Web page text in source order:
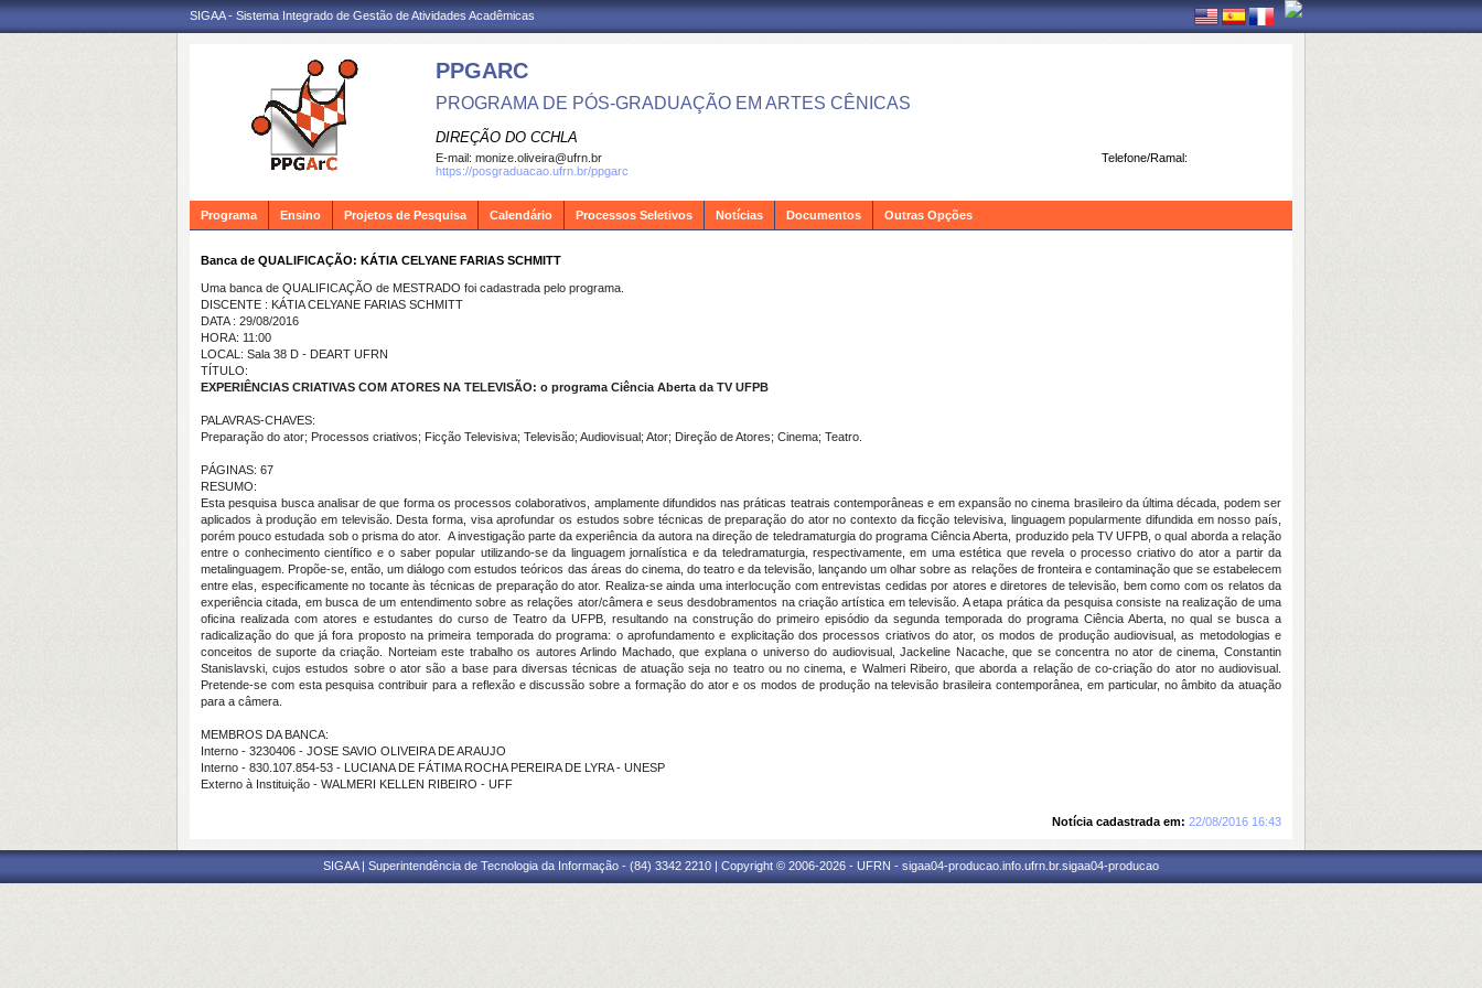
SIGAA - Sistema Integrado de Gestão de Atividades Acadêmicas
PPGARC
PROGRAMA DE PÓS-GRADUAÇÃO EM ARTES CÊNICAS
DIREÇÃO DO CCHLA
Telefone/Ramal:
E-mail: monize.oliveira@ufrn.br
https://posgraduacao.ufrn.br/ppgarc
Programa Ensino Projetos de Pesquisa Calendário Processos Seletivos Notícias Documentos Outras Opções
Banca de QUALIFICAÇÃO: KÁTIA CELYANE FARIAS SCHMITT
Uma banca de QUALIFICAÇÃO de MESTRADO foi cadastrada pelo programa.
DISCENTE : KÁTIA CELYANE FARIAS SCHMITT
DATA : 29/08/2016
HORA: 11:00
LOCAL: Sala 38 D - DEART UFRN
TÍTULO:
EXPERIÊNCIAS CRIATIVAS COM ATORES NA TELEVISÃO: o programa Ciência Aberta da TV UFPB
PALAVRAS-CHAVES:
Preparação do ator; Processos criativos; Ficção Televisiva; Televisão; Audiovisual; Ator; Direção de Atores; Cinema; Teatro.
PÁGINAS: 67
RESUMO:
Esta pesquisa busca analisar de que forma os processos colaborativos, amplamente difundidos nas práticas teatrais contemporâneas e em expansão no cinema brasileiro da última década, podem ser
aplicados à produção em televisão. Desta forma, visa aprofundar os estudos sobre técnicas de preparação do ator no contexto da ficção televisiva, linguagem popularmente difundida em nosso país,
porém pouco estudada sob o prisma do ator. A investigação parte da experiência da autora na direção de teledramaturgia do programa Ciência Aberta, produzido pela TV UFPB, o qual aborda a relação
entre o conhecimento científico e o saber popular utilizando-se da linguagem jornalística e da teledramaturgia, respectivamente, em uma estética que revela o processo criativo do ator a partir da
metalinguagem. Propõe-se, então, um diálogo com estudos teóricos das áreas do cinema, do teatro e da televisão, lançando um olhar sobre as relações de fronteira e contaminação que se estabelecem
entre elas, especificamente no tocante às técnicas de preparação do ator. Realiza-se ainda uma interlocução com entrevistas cedidas por atores e diretores de televisão, bem como com os relatos da
experiência citada, em busca de um entendimento sobre as relações ator/câmera e seus desdobramentos na criação artística em televisão. A etapa prática da pesquisa consiste na realização de uma
oficina realizada com atores e estudantes do curso de Teatro da UFPB, resultando na construção do primeiro episódio da segunda temporada do programa Ciência Aberta, no qual se busca a
radicalização do que já fora proposto na primeira temporada do programa: o aprofundamento e explicitação dos processos criativos do ator, os modos de produção audiovisual, as metodologias e
conceitos de suporte da criação. Norteiam este trabalho os autores Arlindo Machado, que explana o universo do audiovisual, Jackeline Nacache, que se concentra no ator de cinema, Constantin
Stanislavski, cujos estudos sobre o ator são a base para diversas técnicas de atuação seja no teatro ou no cinema, e Walmeri Ribeiro, que aborda a relação de co-criação do ator no audiovisual.
Pretende-se com esta pesquisa contribuir para a reflexão e discussão sobre a formação do ator e os modos de produção na televisão brasileira contemporânea, em particular, no âmbito da atuação
para a câmera.
MEMBROS DA BANCA:
Interno - 3230406 - JOSE SAVIO OLIVEIRA DE ARAUJO
Interno - 830.107.854-53 - LUCIANA DE FÁTIMA ROCHA PEREIRA DE LYRA - UNESP
Externo à Instituição - WALMERI KELLEN RIBEIRO - UFF
Notícia cadastrada em: 22/08/2016 16:43
SIGAA | Superintendência de Tecnologia da Informação - (84) 3342 2210 | Copyright © 2006-2026 - UFRN - sigaa04-producao.info.ufrn.br.sigaa04-producao